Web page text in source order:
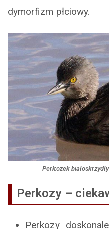
dymorfizm płciowy.
Perkozek białoskrzydły
Perkozy –
Perkozy